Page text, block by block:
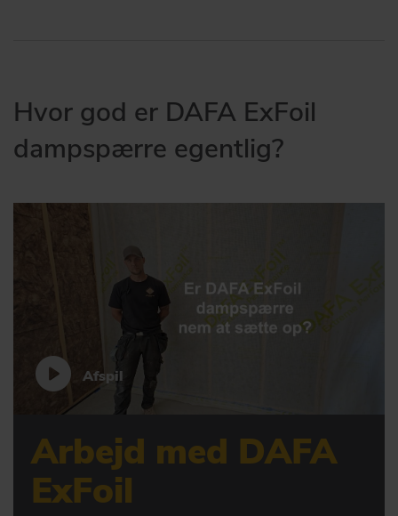
Hvor god er DAFA ExFoil
dampspærre egentlig?
Afspil
Arbejd med DAFA
ExFoil